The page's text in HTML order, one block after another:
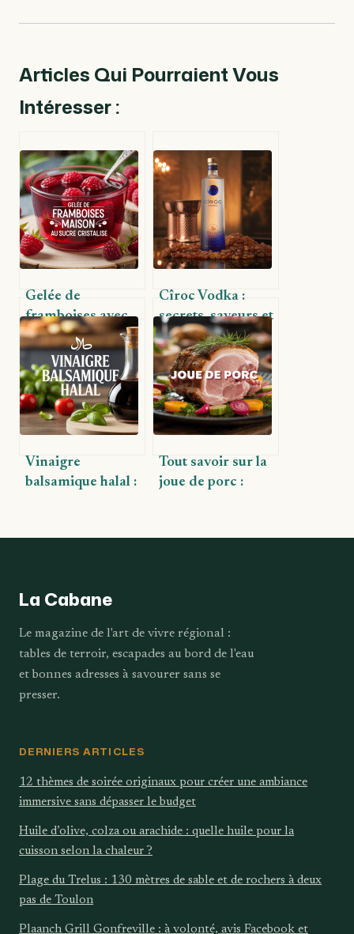
Articles Qui Pourraient Vous
Intéresser :
Gelée de
framboises avec
sucre cristallisé :
méthode, astuces
et saveurs maison
Cîroc Vodka :
secrets, saveurs et
usages pour
amateurs
exigeants
Vinaigre
balsamique halal :
en toute confiance
Tout savoir sur la
joue de porc :
La Cabane
Le magazine de l'art de vivre régional :
tables de terroir, escapades au bord de l'eau
et bonnes adresses à savourer sans se
presser.
DERNIERS ARTICLES
12 thèmes de soirée originaux pour créer une ambiance
immersive sans dépasser le budget
Huile d’olive, colza ou arachide : quelle huile pour la
cuisson selon la chaleur ?
Plage du Trelus : 130 mètres de sable et de rochers à deux
pas de Toulon
Plaanch Grill Gonfreville : à volonté, avis Facebook et